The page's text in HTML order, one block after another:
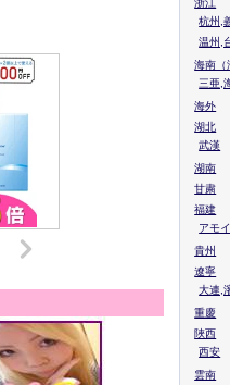
浙江
杭州,
温州,
海南（
三亜,
海外
湖北
武漢
湖南
甘粛
福建
アモ
貴州
遼寧
大連,
重慶
陜西
西安
雲南